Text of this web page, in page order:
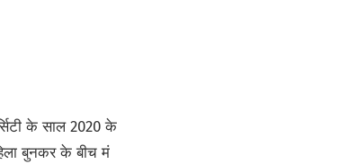
के साल 2020 के
बुनकर के बीच मं